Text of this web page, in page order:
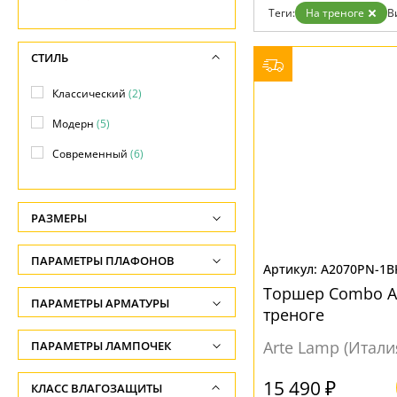
Гарантия
Возврат
Отзывы
Установка
Дизайнерам
Бренды
Контакты
Теги: На треноге
A2070PN-
Торшер Combo
треноге
Arte Lamp
15 490 ₽
СТИЛЬ
Классический (2)
Модерн (5)
Современный (6)
РАЗМЕРЫ
Высота, см
-
Глубина, см
-
Длина подвеса, см
-
ПАРАМЕТРЫ ПЛАФОНОВ
ФОРМА ПЛАФОНА
Конус(2)
Цилиндр(2)
ПАРАМЕТРЫ АРМАТУРЫ
ЦВЕТ АРМАТУРЫ
Бежевый(2)
ПАРАМЕТРЫ ЛАМПОЧЕК
Количество ламп
КЛАСС ВЛАГОЗАЩИТЫ